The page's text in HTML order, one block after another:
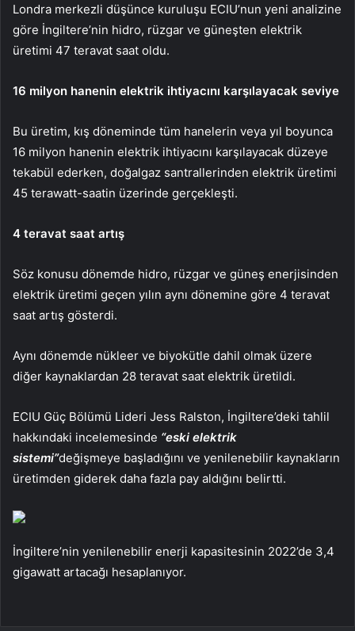
Londra merkezli düşünce kuruluşu ECIU’nun yeni analizine
göre İngiltere’nin hidro, rüzgar ve güneşten elektrik
üretimi 47 teravat saat oldu.
16 milyon hanenin elektrik ihtiyacını karşılayacak seviye
Bu üretim, kış döneminde tüm hanelerin veya yıl boyunca
16 milyon hanenin elektrik ihtiyacını karşılayacak düzeye
tekabül ederken, doğalgaz santrallerinden elektrik üretimi
45 terawatt-saatin üzerinde gerçekleşti.
4 teravat saat artış
Söz konusu dönemde hidro, rüzgar ve güneş enerjisinden
elektrik üretimi geçen yılın aynı dönemine göre 4 teravat
saat artış gösterdi.
Aynı dönemde nükleer ve biyokütle dahil olmak üzere
diğer kaynaklardan 28 teravat saat elektrik üretildi.
ECIU Güç Bölümü Lideri Jess Ralston, İngiltere’deki tahlil
hakkındaki incelemesinde “eski elektrik
sistemi”değişmeye başladığını ve yenilenebilir kaynakların
üretimden giderek daha fazla pay aldığını belirtti.
İngiltere’nin yenilenebilir enerji kapasitesinin 2022’de 3,4
gigawatt artacağı hesaplanıyor.